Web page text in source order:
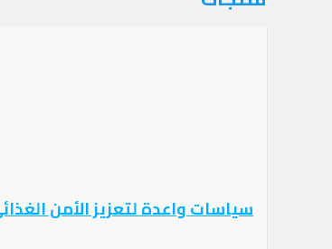
سياسات واعدة لتعزيز الأمن